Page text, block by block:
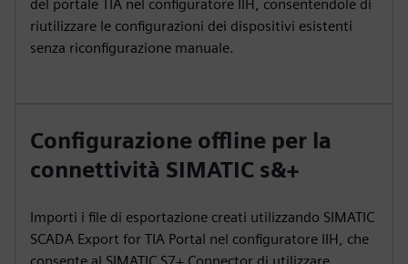
del portale TIA nel configuratore IIH, consentendole di
riutilizzare le configurazioni dei dispositivi esistenti
senza riconfigurazione manuale.
Configurazione offline per la
connettività SIMATIC s&+
Importi i file di esportazione creati utilizzando SIMATIC
SCADA Export for TIA Portal nel configuratore IIH, che